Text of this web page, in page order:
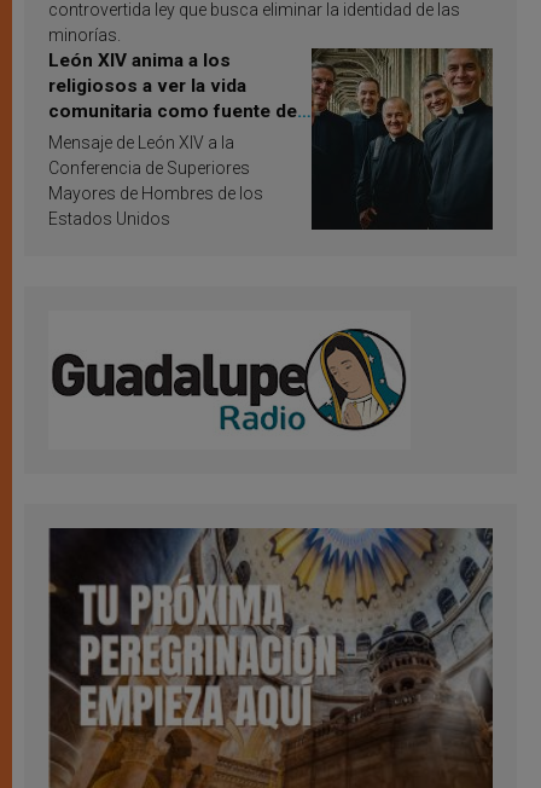
controvertida ley que busca eliminar la identidad de las
minorías.
León XIV anima a los
religiosos a ver la vida
comunitaria como fuente de
inspiración y santificación
Mensaje de León XIV a la
Conferencia de Superiores
Mayores de Hombres de los
Estados Unidos